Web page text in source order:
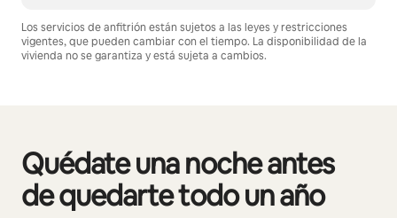
Los servicios de anfitrión están sujetos a las leyes y restricciones
vigentes, que pueden cambiar con el tiempo. La disponibilidad de la
vivienda no se garantiza y está sujeta a cambios.
Quédate una noche antes
de quedarte todo un año
Se muestran0 de 0 elementos